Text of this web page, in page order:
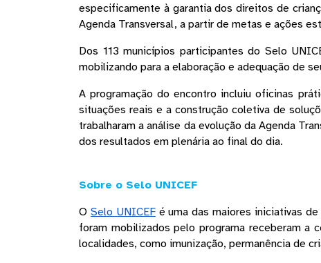
especificamente à garantia dos direitos de
Agenda Transversal, a partir de metas e ações
Dos 113 municípios participantes do Selo
mobilizando para a elaboração e adequação de
A programação do encontro incluiu oficinas
situações reais e a construção coletiva de
trabalharam a análise da evolução da Agenda
dos resultados em plenária ao final do dia.
Sobre o Selo UNICEF
O Selo UNICEF é uma das maiores iniciativas
foram mobilizados pelo programa receberam a
localidades, como imunização, permanência de